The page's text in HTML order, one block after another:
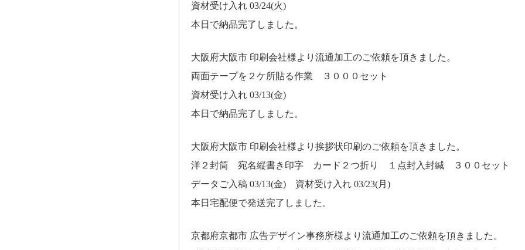
資材受け入れ 03/24(火)
本日で納品完了しました。
大阪府大阪市 印刷会社様より流通加工のご依頼を頂きました。
両面テープを２ケ所貼る作業 ３０００セット
資材受け入れ 03/13(金)
本日で納品完了しました。
大阪府大阪市 印刷会社様より挨拶状印刷のご依頼を頂きました。
洋２封筒 宛名縦書き印字 カード２つ折り １点封入封緘 ３００セット
データご入稿 03/13(金) 資材受け入れ 03/23(月)
本日宅配便で発送完了しました。
京都府京都市 広告デザイン事務所様より流通加工のご依頼を頂きました。